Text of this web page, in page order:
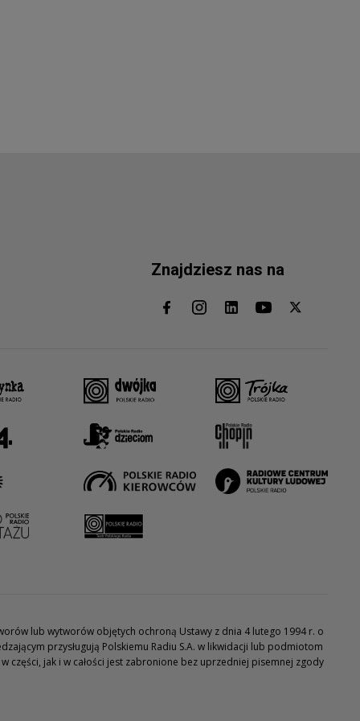
Znajdziesz nas na
lub wytworów objętych ochroną Ustawy z dnia 4 lutego 1994 r. o
przysługują Polskiemu Radiu S.A. w likwidacji lub podmiotom
części, jak i w całości jest zabronione bez uprzedniej pisemnej zgody